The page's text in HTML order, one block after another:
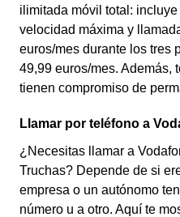
ilimitada móvil total:
velocidad máxima y
euros/mes durante los tres
49,99 euros/mes. Además,
tienen compromiso de
Llamar por teléfono a
¿Necesitas llamar a
Truchas? Depende de si
empresa o un autónomo
número u a otro. Aquí te